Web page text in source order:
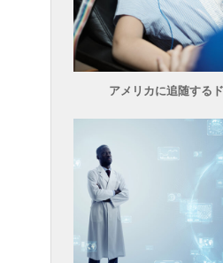
アメリカに追随する